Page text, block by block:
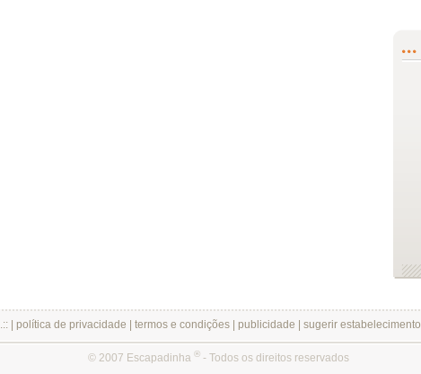
.:: | política de privacidade termos e condições| publicidade sugerir estabelecimento
© 2007 Escapadinha ®- Todos os direitos reservados